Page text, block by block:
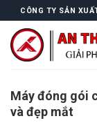
to
content
CÔNG TY SẢN
Máy đóng gói
và đẹp mắt